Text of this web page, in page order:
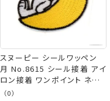
スヌーピー シールワッペン
月 No.8615 シール接着 アイ
ロン接着 ワンポイント ネコ
ポス可 ミササ 手芸の山久
（0）